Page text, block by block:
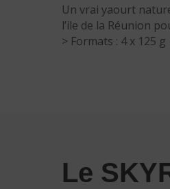
Un vrai yaourt
l’ile de la Réunion
> Formats : 4 x 125 g
Le